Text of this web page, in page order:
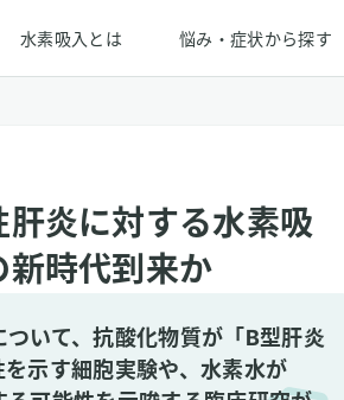
水素吸入とは 悩み・症状から探す
肝炎に対する水素吸
時代到来か
いて、抗酸化物質が「B型肝炎
示す細胞実験や、水素水が